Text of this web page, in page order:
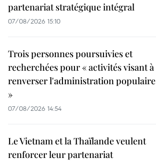
partenariat stratégique intégral
07/08/2026 15:10
Trois personnes poursuivies et
recherchées pour « activités visant à
renverser l'administration populaire
»
07/08/2026 14:54
Le Vietnam et la Thaïlande veulent
renforcer leur partenariat